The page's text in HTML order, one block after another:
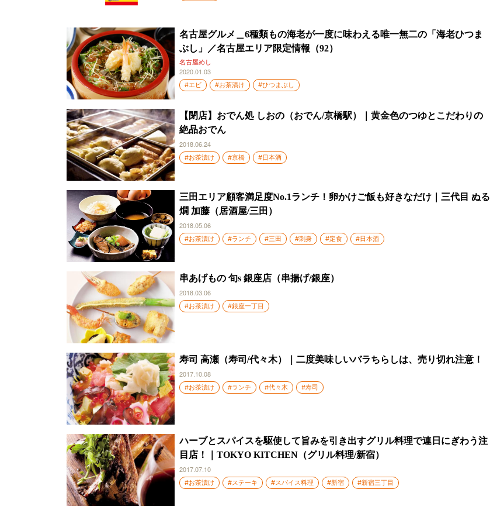
名古屋グルメ＿6種類もの海老が一度に味わえる唯一無二の「海老ひつま
ぶし」／名古屋エリア限定情報（92）
名古屋めし
2020.01.03
#エビ #お茶漬け #ひつまぶし
【閉店】おでん処 しおの（おでん/京橋駅）｜黄金色のつゆとこだわりの
絶品おでん
2018.06.24
#お茶漬け #京橋 #日本酒
三田エリア顧客満足度No.1ランチ！卵かけご飯も好きなだけ｜三代目 ぬる
燗 加藤（居酒屋/三田）
2018.05.06
#お茶漬け #ランチ #三田 #刺身 #定食 #日本酒
串あげもの 旬s 銀座店（串揚げ/銀座）
2018.03.06
#お茶漬け #銀座一丁目
寿司 高瀬（寿司/代々木）｜二度美味しいバラちらしは、売り切れ注意！
2017.10.08
#お茶漬け #ランチ #代々木 #寿司
ハーブとスパイスを駆使して旨みを引き出すグリル料理で連日にぎわう注
目店！｜TOKYO KITCHEN（グリル料理/新宿）
2017.07.10
#お茶漬け #ステーキ #スパイス料理 #新宿 #新宿三丁目